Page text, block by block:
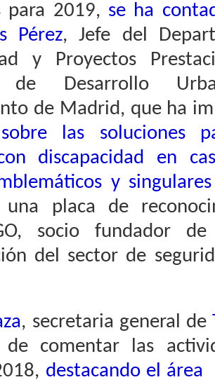
para 2019, se ha
Pérez, Jefe del
y Proyectos
de Desarrollo
de Madrid, que ha
sobre las soluciones
discapacidad en
y singulares
una placa de
socio fundador
del sector de
, secretaria general de
de comentar las
destacando el área